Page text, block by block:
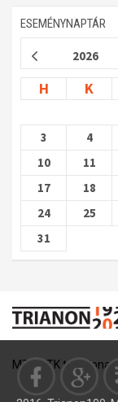
ESEMÉNYNAPTÁR
2026
H K
3
4
10
11
17
18
24
25
31
MTA BTK